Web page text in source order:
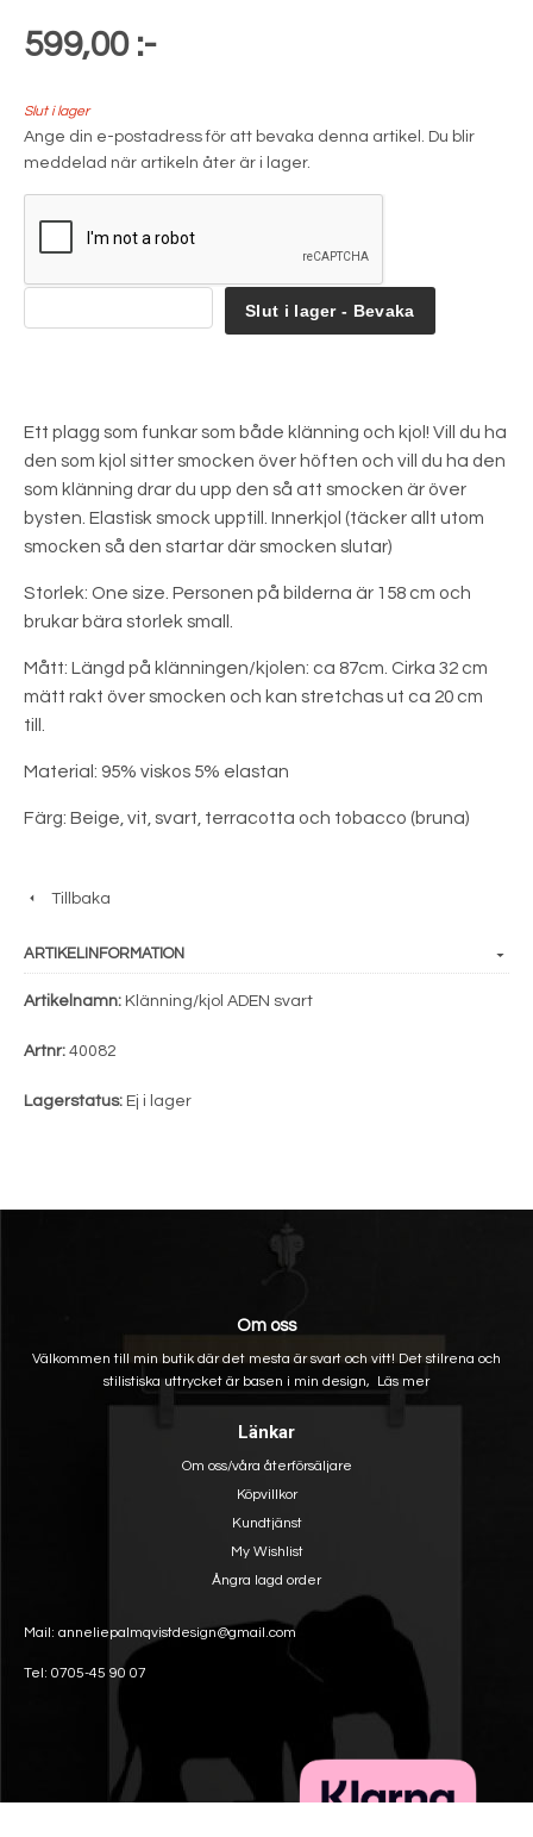
599,00 :-
Slut i lager
Ange din e-postadress för att bevaka denna artikel. Du blir
meddelad när artikeln åter är i lager.
Slut i lager - Bevaka
Ett plagg som funkar som både klänning och kjol! Vill du ha
den som kjol sitter smocken över höften och vill du ha den
som klänning drar du upp den så att smocken är över
bysten. Elastisk smock upptill. Innerkjol (täcker allt utom
smocken så den startar där smocken slutar)
Storlek: One size. Personen på bilderna är 158 cm och
brukar bära storlek small.
Mått: Längd på klänningen/kjolen: ca 87cm. Cirka 32 cm
mätt rakt över smocken och kan stretchas ut ca 20 cm
till.
Material: 95% viskos 5% elastan
Färg: Beige, vit, svart, terracotta och tobacco (bruna)
Tillbaka
ARTIKELINFORMATION
Artikelnamn: Klänning/kjol ADEN svart
Artnr: 40082
Lagerstatus: Ej i lager
Om oss
Välkommen till min butik där det mesta är svart och vitt! Det stilrena och
stilistiska uttrycket är basen i min design, Läs mer
Länkar
Om oss/våra återförsäljare
Köpvillkor
Kundtjänst
My Wishlist
Ångra lagd order
Mail: anneliepalmqvistdesign@gmail.com
Tel: 0705-45 90 07